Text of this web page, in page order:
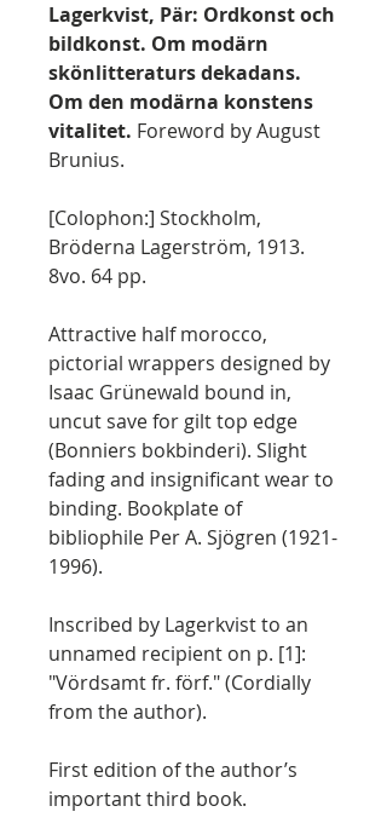
Lagerkvist, Pär: Ordkonst och
bildkonst. Om modärn
skönlitteraturs dekadans.
Om den modärna konstens
vitalitet. Foreword by August
Brunius.
[Colophon:] Stockholm,
Bröderna Lagerström, 1913.
8vo. 64 pp.
Attractive half morocco,
pictorial wrappers designed by
Isaac Grünewald bound in,
uncut save for gilt top edge
(Bonniers bokbinderi). Slight
fading and insignificant wear to
binding. Bookplate of
bibliophile Per A. Sjögren (1921-
1996).
Inscribed by Lagerkvist to an
unnamed recipient on p. [1]:
"Vördsamt fr. förf." (Cordially
from the author).
First edition of the author’s
important third book.